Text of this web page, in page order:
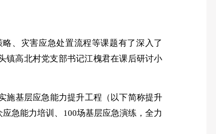
、灾害应急处置流程等课题有了深入了
镇高北村党支部书记江槐君在课后研讨小
施基层应急能力提升工程（以下简称提升
应急能力培训、100场基层应急演练，全力